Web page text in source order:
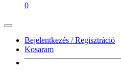
0
Bejelentkezés / Regisztráció
Kosaram